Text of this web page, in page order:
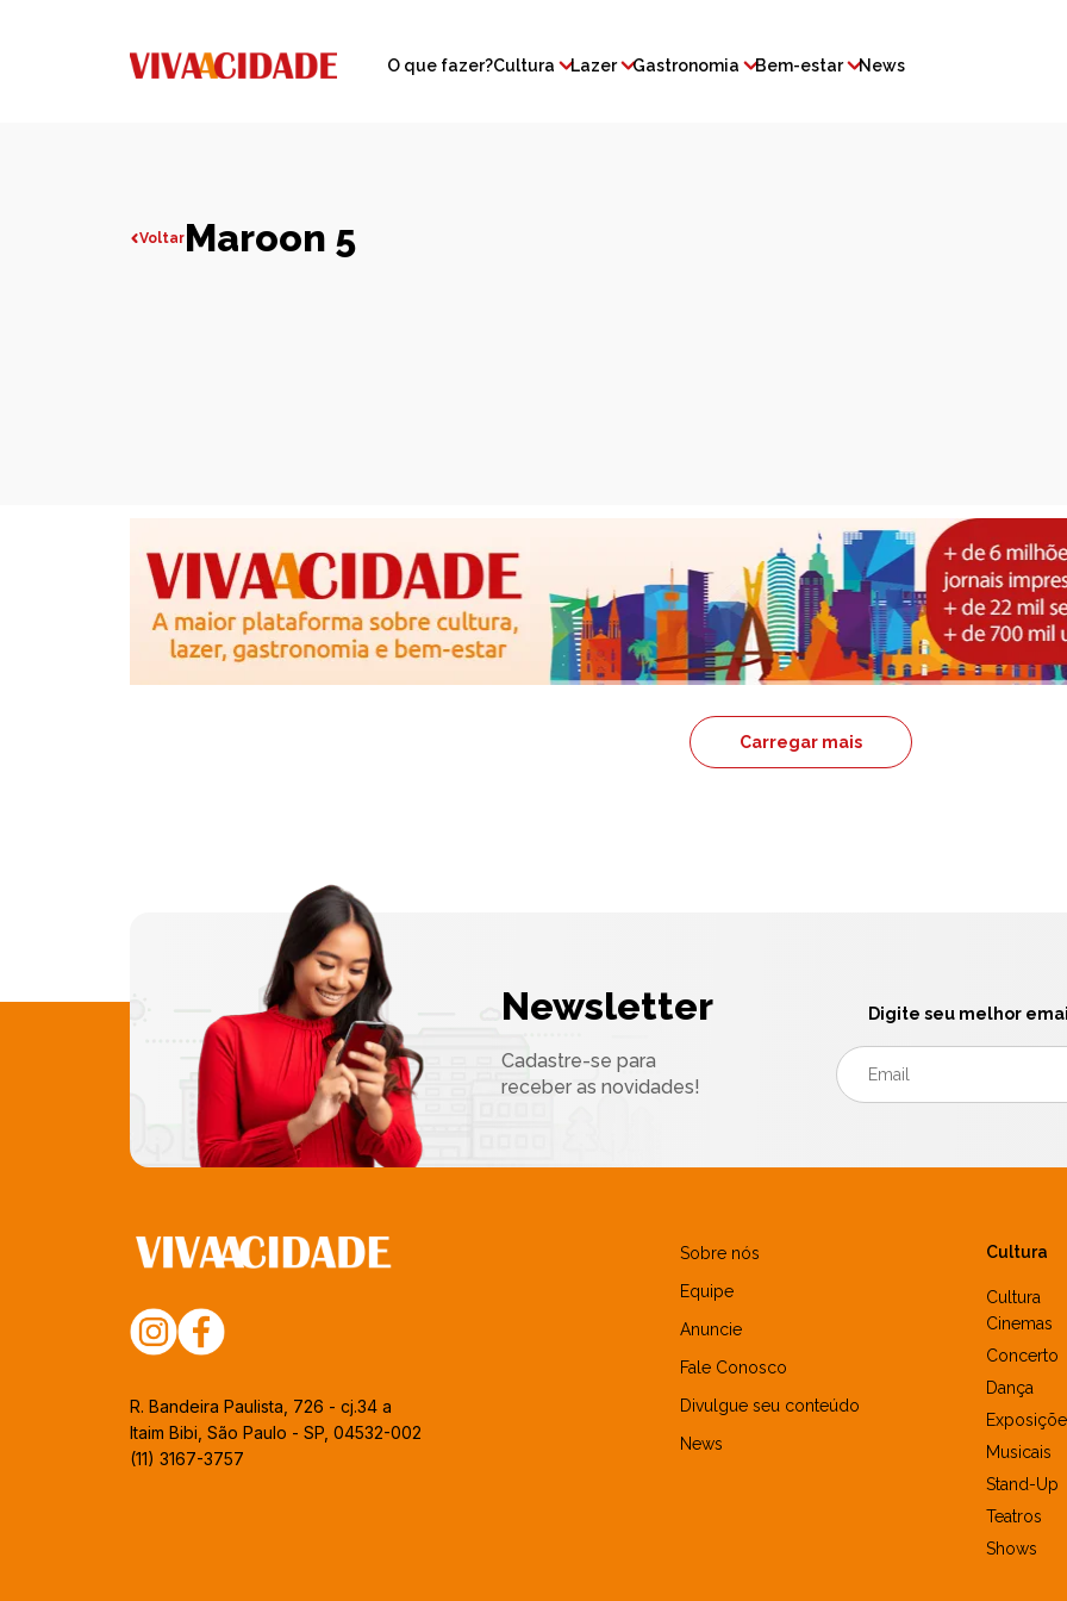
O que fazer?Cultura Lazer Gastronomia Bem-estar News
VoltarMaroon 5
Carregar mais
Newsletter
Cadastre-se para
receber as novidades!
Digite seu melhor
R. Bandeira Paulista, 726 - cj.34 a
Itaim Bibi, São Paulo - SP, 04532-002
(11) 3167-3757
Sobre nós
Equipe
Anuncie
Fale Conosco
Divulgue seu conteúdo
News
Cultura
Cultura
Cinemas
Concerto
Dança
Musicais
Stand-Up
Teatros
Shows